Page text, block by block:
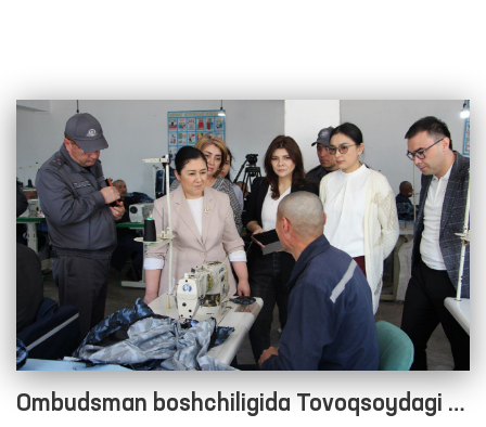
Ombudsman boshchiligida Tovoqsoydagi 7-